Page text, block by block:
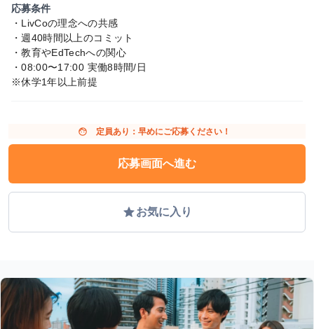
応募条件
・LivCoの理念への共感
・週40時間以上のコミット
・教育やEdTechへの関心
・08:00〜17:00 実働8時間/日
※休学1年以上前提
face 定員あり：早めにご応募ください！
応募画面へ進む
gradeお気に入り